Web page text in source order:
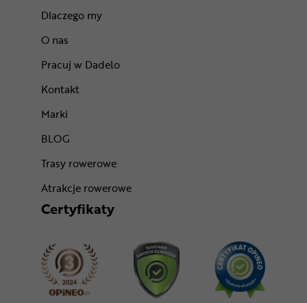
Dlaczego my
O nas
Pracuj w Dadelo
Kontakt
Marki
BLOG
Trasy rowerowe
Atrakcje rowerowe
Certyfikaty